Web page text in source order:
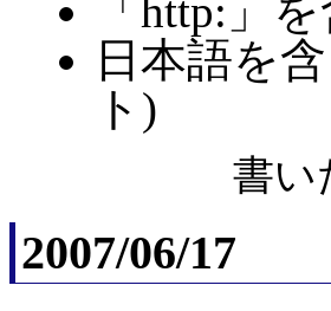
「http:」
日本語を
ト)
書い
2007/06/17